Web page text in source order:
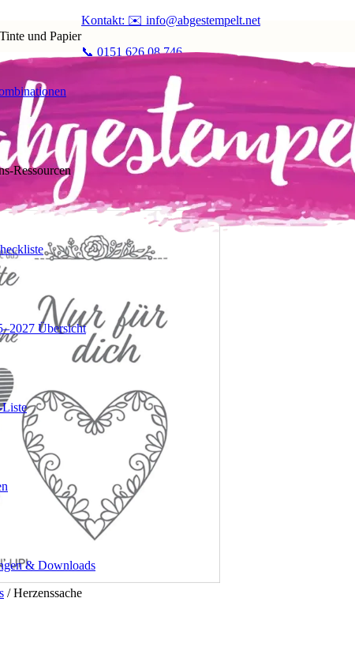
und Papier
Kontakt: ✉️ info@abgestempelt.net
📞 0151 626 08 746
Ressourcen
Übersicht
Liste
& Downloads
/ Herzenssache